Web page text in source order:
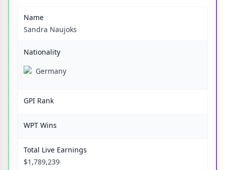
Name
Sandra Naujoks
Nationality
Germany
GPI Rank
WPT Wins
Total Live Earnings
$1,789,239